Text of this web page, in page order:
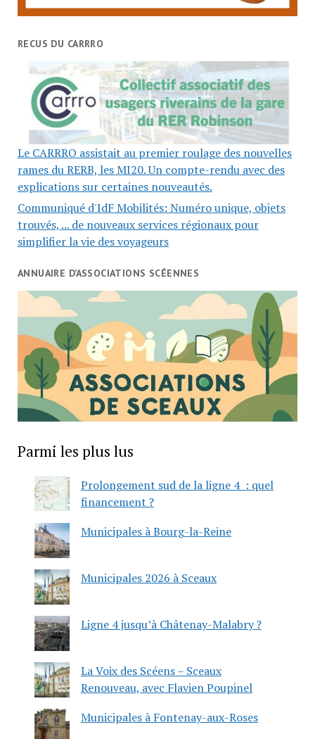
RECUS DU CARRRO
Le CARRRO assistait au premier roulage des nouvelles
rames du RERB, les MI20. Un compte-rendu avec des
explications sur certaines nouveautés.
Communiqué d'IdF Mobilités: Numéro unique, objets
trouvés, ... de nouveaux services régionaux pour
simplifier la vie des voyageurs
ANNUAIRE D’ASSOCIATIONS SCÉENNES
Parmi les plus lus
Prolongement sud de la ligne 4 : quel
financement ?
Municipales à Bourg-la-Reine
Municipales 2026 à Sceaux
Ligne 4 jusqu’à Châtenay-Malabry ?
La Voix des Scéens – Sceaux
Renouveau, avec Flavien Poupinel
Municipales à Fontenay-aux-Roses